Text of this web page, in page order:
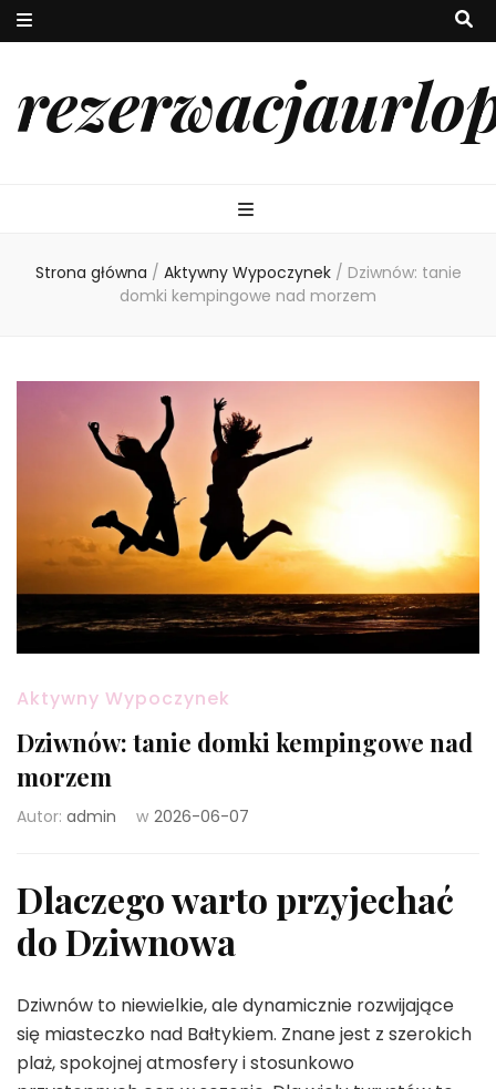
Strona główna / Aktywny Wypoczynek / Dziwnów: tanie
domki kempingowe nad morzem
Aktywny Wypoczynek
Dziwnów: tanie domki kempingowe nad
morzem
Autor: admin w 2026-06-07
Dlaczego warto przyjechać
do Dziwnowa
Dziwnów to niewielkie, ale dynamicznie rozwijające
się miasteczko nad Bałtykiem. Znane jest z szerokich
plaż, spokojnej atmosfery i stosunkowo